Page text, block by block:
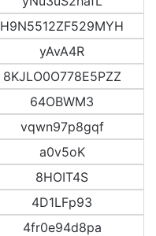
H9N5512ZF529MYH
yAvA4R
8KJLO0O778E5PZZ
64OBWM3
vqwn97p8gqf
a0v5oK
8HOIT4S
4D1LFp93
4fr0e94d8pa